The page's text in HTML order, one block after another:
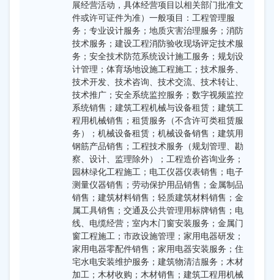
展经营活动，具体经营项目以相关部门批准文
件或许可证件为准）一般项目：工程管理服
务；专业设计服务；地质灾害治理服务；消防
技术服务；建设工程消防验收现场评定技术服
务；安全技术防范系统设计施工服务；规划设
计管理；体育场地设施工程施工；技术服务、
技术开发、技术咨询、技术交流、技术转让、
技术推广；安全系统监控服务；数字视频监控
系统销售；建筑工程机械与设备租赁；建筑工
程用机械销售；租赁服务（不含许可类租赁服
务）；机械设备租赁；机械设备销售；建筑用
钢筋产品销售；工程技术服务（规划管理、勘
察、设计、监理除外）；工程造价咨询业务；
园林绿化工程施工；电工仪器仪表销售；电子
测量仪器销售；劳动保护用品销售；金属制品
销售；建筑材料销售；轻质建筑材料销售；金
属工具销售；交通及公共管理用标牌销售；电
线、电缆经营；室内木门窗安装服务；金属门
窗工程施工；市政设施管理；家用电器研发；
家用电器零配件销售；家用电器安装服务；住
宅水电安装维护服务；建筑物清洁服务；木材
加工；木材收购；木材销售；建筑工程用机械